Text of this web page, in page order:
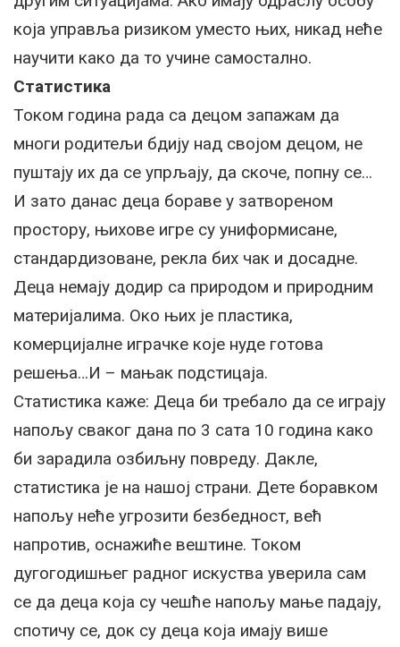
која управља ризиком уместо њих, никад неће
научити како да то учине самостално.
Статистика
Током година рада са децом запажам да
многи родитељи бдију над својом децом, не
пуштају их да се упрљају, да скоче, попну се…
И зато данас деца бораве у затвореном
простору, њихове игре су униформисане,
стандардизоване, рекла бих чак и досадне.
Деца немају додир са природом и природним
материјалима. Око њих је пластика,
комерцијалне играчке које нуде готова
решења…И – мањак подстицаја.
Статистика каже: Деца би требало да се играју
напољу сваког дана по 3 сата 10 година како
би зарадила озбиљну повреду. Дакле,
статистика је на нашој страни. Дете боравком
напољу неће угрозити безбедност, већ
напротив, оснажиће вештине. Током
дугогодишњег радног искуства уверила сам
се да деца која су чешће напољу мање падају,
спотичу се, док су деца која имају више